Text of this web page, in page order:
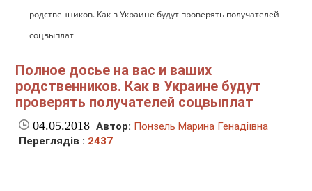
родственников. Как в Украине будут проверять получателей
соцвыплат
Полное досье на вас и ваших
родственников. Как в Украине будут
проверять получателей соцвыплат
04.05.2018 Автор: Понзель Марина Генадіївна
Переглядів : 2437